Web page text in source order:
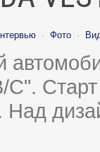
· Фото ·
Над